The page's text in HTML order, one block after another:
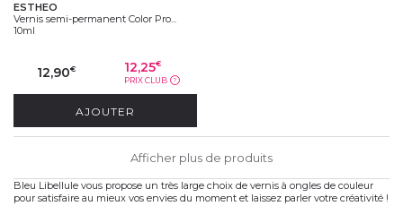
ESTHEO
Vernis semi-permanent Color Pro...
10ml
12,90€ 12,25€
PRIX CLUB ?
AJOUTER
Afficher plus de produits
Bleu Libellule vous propose un très large choix de vernis à ongles de couleur
pour satisfaire au mieux vos envies du moment et laissez parler votre créativité !